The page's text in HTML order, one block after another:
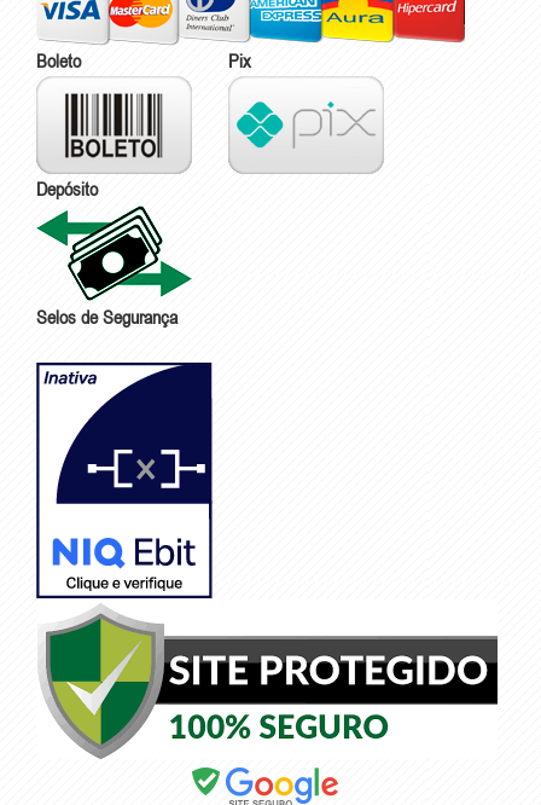
Boleto Pix
Depósito
Selos de Segurança